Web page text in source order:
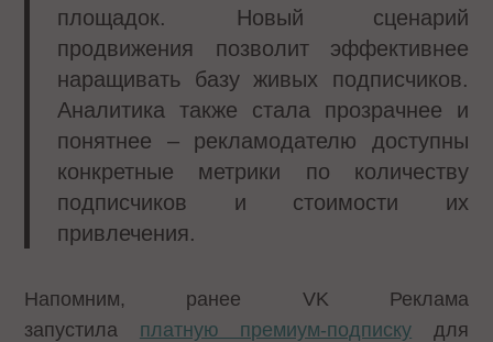
площадок. Новый сценарий
продвижения позволит эффективнее
наращивать базу живых подписчиков.
Аналитика также стала прозрачнее и
понятнее – рекламодателю доступны
конкретные метрики по количеству
подписчиков и стоимости их
привлечения.
Напомним, ранее VK Реклама
запустила платную премиум-подписку для